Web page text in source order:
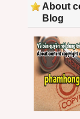
About
Blog